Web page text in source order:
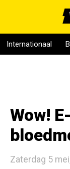
Internationaal
Wow!
Zaterdag 5